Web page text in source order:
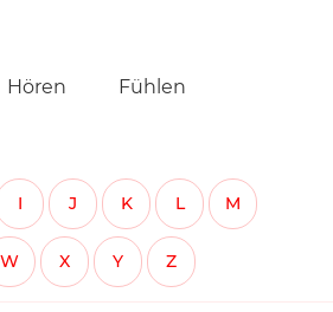
Hören Fühlen
I J K L M
W X Y Z